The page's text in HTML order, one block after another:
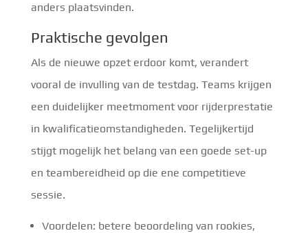
anders plaatsvinden.
Praktische gevolgen
Als de nieuwe opzet erdoor komt, verandert
vooral de invulling van de testdag. Teams krijgen
een duidelijker meetmoment voor rijderprestatie
in kwalificatieomstandigheden. Tegelijkertijd
stijgt mogelijk het belang van een goede set-up
en teambereidheid op die ene competitieve
sessie.
Voordelen: betere beoordeling van rookies,